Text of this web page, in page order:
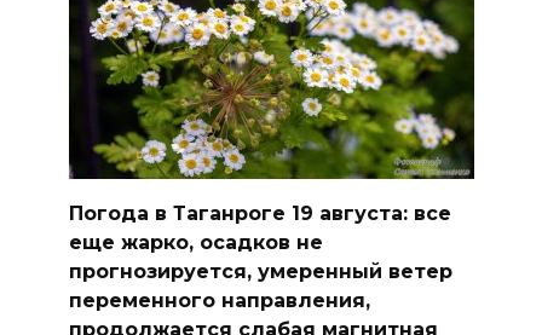
Погода в Таганроге 19 августа: все
еще жарко, осадков не
прогнозируется, умеренный ветер
переменного направления,
продолжается слабая магнитная